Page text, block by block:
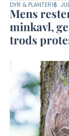
DYR & PLANTER16.
Mens
minkavl,
trods